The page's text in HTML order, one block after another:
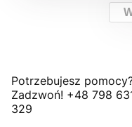
Potrzebujesz
Zadzwoń! +48 798
329